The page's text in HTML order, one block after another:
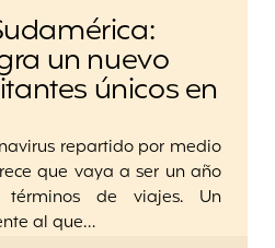
un nuevo
únicos en
repartido por medio
que vaya a ser un año
de viajes. Un
al que…